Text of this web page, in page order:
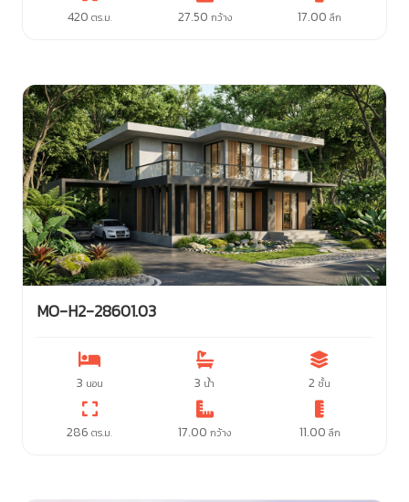
420 ตร.ม. 27.50 กว้าง 17.00 ลึก
MO-H2-28601.03
3 นอน 3 น้ำ 2 ชั้น
286 ตร.ม. 17.00 กว้าง 11.00 ลึก